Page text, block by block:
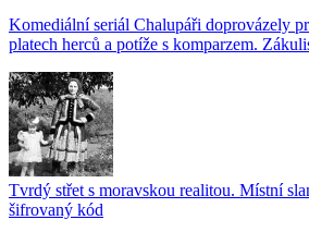
Komediální seriál Chalupáři doprovázely
platech herců a potíže s komparzem.
Tvrdý střet s moravskou realitou. Místní
šifrovaný kód